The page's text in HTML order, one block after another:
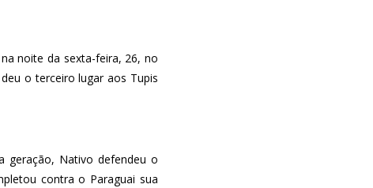
noite da sexta-feira, 26, no
o terceiro lugar aos Tupis
geração, Nativo defendeu o
contra o Paraguai sua